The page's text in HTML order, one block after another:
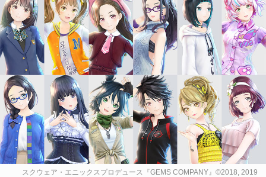
スクウェア・エニックスプロデュース『GEMS COMPANY』©2018, 2019